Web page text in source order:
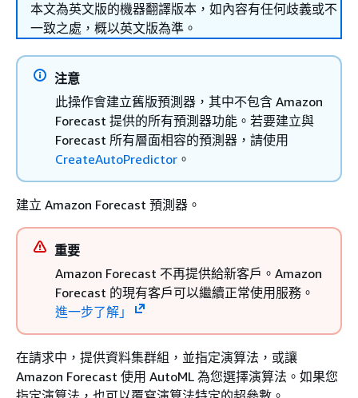
本文為英文版的機器翻譯版本，如內容有任何歧義或不
一致之處，概以英文版為準。
注意
此操作會建立舊版預測器，其中不包含 Amazon
Forecast 提供的所有預測器功能。若要建立與
Forecast 所有層面相容的預測器，請使用
CreateAutoPredictor 。
建立 Amazon Forecast 預測器。
重要
Amazon Forecast 不再提供給新客戶。Amazon
Forecast 的現有客戶可以繼續正常使用服務。
進一步了解」
在請求中，提供資料集群組，並指定演算法，或讓
Amazon Forecast 使用 AutoML 為您選擇演算法。如果您